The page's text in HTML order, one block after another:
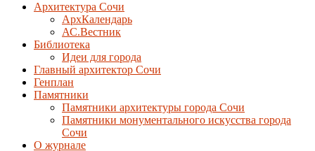
Архитектура Сочи
АрхКалендарь
АС.Вестник
Библиотека
Идеи для города
Главный архитектор Сочи
Генплан
Памятники
Памятники архитектуры города Сочи
Памятники монументального искусства города
Сочи
О журнале